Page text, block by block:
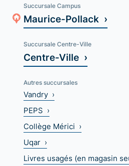
Succursale Campus
Maurice-Pollack ›
Succursale Centre-Ville
Centre-Ville ›
Autres succursales
Vandry ›
PEPS ›
Collège Mérici ›
Uqar ›
Livres usagés (en magasin